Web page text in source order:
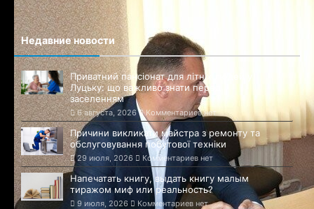
Недавние новости
Приватний пансіонат для літніх людей у
Луцьку: що важливо знати перед
заселенням
6 августа, 2026 Комментариев нет
Причини викликати майстра з ремонту та
обслуговування побутової техніки
29 июля, 2026 Комментариев нет
Напечатать книгу, выдать книгу малым
тиражом миф или реальность?
9 июля, 2026 Комментариев нет